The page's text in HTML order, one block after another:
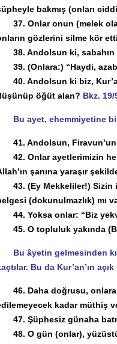
bakmış (onları
Onlar onun (melek
gözlerini silme kör
Andolsun ki, sabahın
(Onlara:) “Haydi,
Andolsun ki biz,
öğüt alan? Bkz. 19/
Bu ayet, ehemmiyetine
Andolsun, Firavun’un
Onlar ayetlerimizin
şanına yaraşır
(Ey Mekkeliler!) Sizin
(dokunulmazlık) mı
Yoksa onlar: “Biz
O topluluk yakında
Bu âyetin gelmesinden
Bu da Kur’an’ın
Daha doğrusu, onlara
kadar müthiş
Şüphesiz günaha
O gün (onlar), yüzüstü